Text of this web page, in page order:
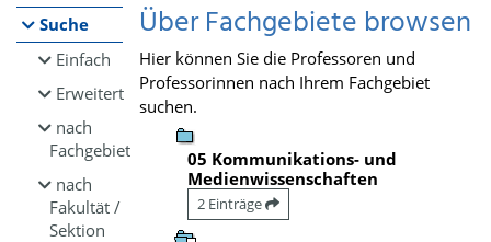
Suche
Einfach
Erweitert
nach
Fachgebiet
nach
Fakultät /
Sektion
Über Fachgebiete browsen
Hier können Sie die Professoren und
Professorinnen nach Ihrem Fachgebiet
suchen.
05 Kommunikations- und
Medienwissenschaften
2 Einträge